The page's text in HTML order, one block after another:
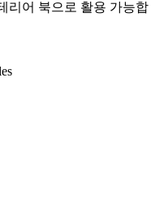
리어 북으로 활용 가능합